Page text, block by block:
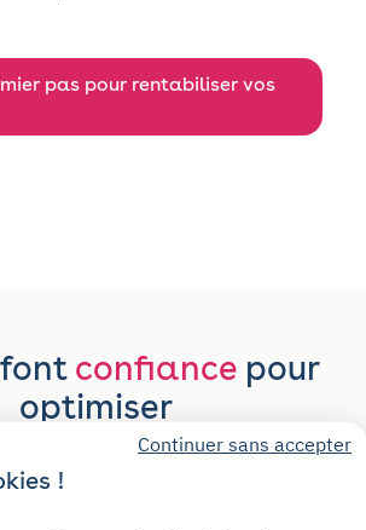
pas pour rentabiliser vos
confiance pour
optimiser
de leurs parkings.
Continuer sans accepter
!